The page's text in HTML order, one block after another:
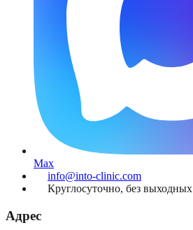
Max
info@into-clinic.com
Круглосуточно, без выходных
Адрес